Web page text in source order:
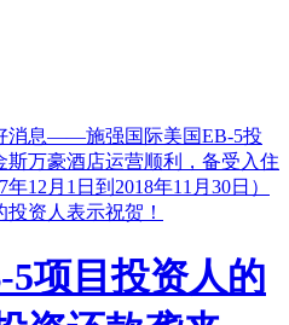
消息——施强国际美国EB-5投
万豪酒店运营顺利，备受入住
12月1日到2018年11月30日）
资人表示祝贺！
项目投资人的